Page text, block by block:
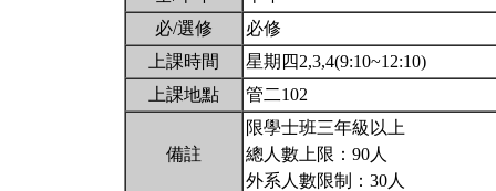
必/選修
必修
上課時間
星期四2,3,4(9:10~12:10)
上課地點
管二102
備註
限學士班三年級以上
總人數上限：90人
外系人數限制：30人